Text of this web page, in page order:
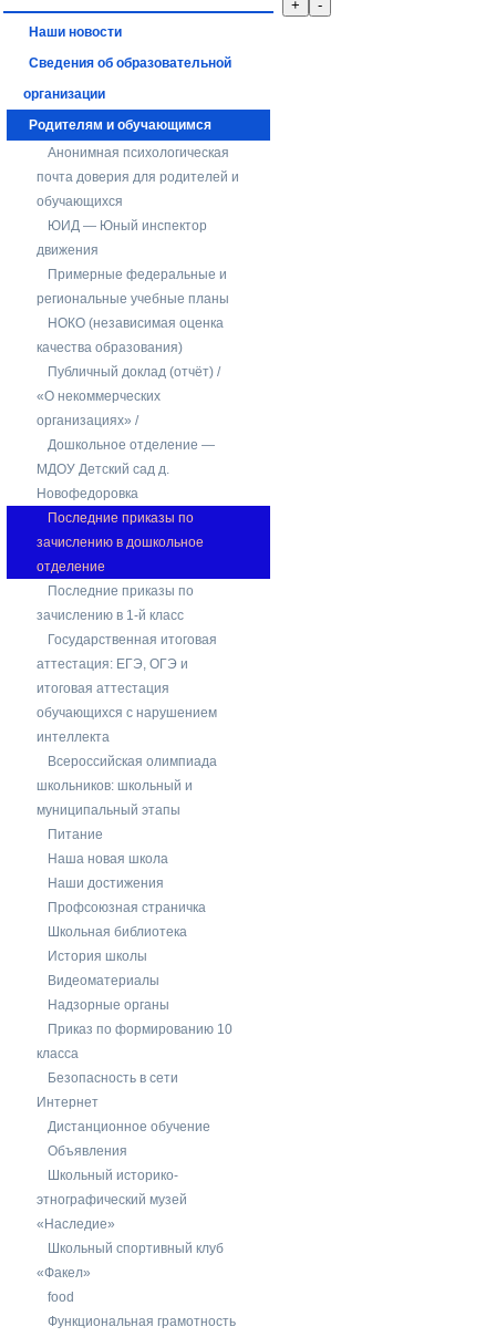
Наши новости
Сведения об образовательной
организации
Родителям и обучающимся
Анонимная психологическая
почта доверия для родителей и
обучающихся
ЮИД — Юный инспектор
движения
Примерные федеральные и
региональные учебные планы
НОКО (независимая оценка
качества образования)
Публичный доклад (отчёт) /
«О некоммерческих
организациях» /
Дошкольное отделение —
МДОУ Детский сад д.
Новофедоровка
Последние приказы по
зачислению в дошкольное
отделение
Последние приказы по
зачислению в 1-й класс
Государственная итоговая
аттестация: ЕГЭ, ОГЭ и
итоговая аттестация
обучающихся с нарушением
интеллекта
Всероссийская олимпиада
школьников: школьный и
муниципальный этапы
Питание
Наша новая школа
Наши достижения
Профсоюзная страничка
Школьная библиотека
История школы
Видеоматериалы
Надзорные органы
Приказ по формированию 10
класса
Безопасность в сети
Интернет
Дистанционное обучение
Объявления
Школьный историко-
этнографический музей
«Наследие»
Школьный спортивный клуб
«Факел»
food
Функциональная грамотность